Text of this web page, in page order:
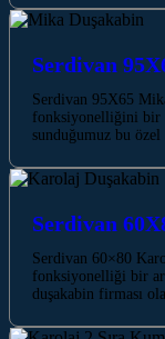
Serdivan
Serdivan 95X65
fonksiyonelliğini bir
sunduğumuz bu
Serdivan
Serdivan 60×80
fonksiyonelliği bir
duşakabin firması